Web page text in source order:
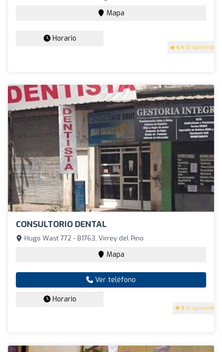
4.4 (5 opiniones)
Mapa
Horario
CONSULTORIO DENTAL
5 (3 opiniones)
Hugo Wast 772 - B1763, Virrey del Pino
Mapa
Ver teléfono
Horario